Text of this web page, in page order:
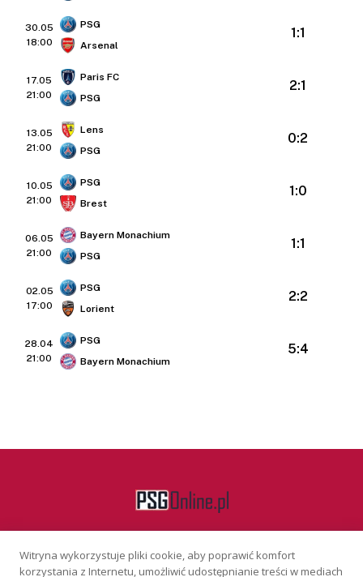
30.05
18:00
PSG
Arsenal
1:1
17.05
21:00
Paris FC
PSG
2:1
13.05
21:00
Lens
PSG
0:2
10.05
21:00
PSG
Brest
1:0
06.05
21:00
Bayern Monachium
PSG
1:1
02.05
17:00
PSG
Lorient
2:2
28.04
21:00
PSG
Bayern Monachium
5:4
Facebook
Witryna wykorzystuje pliki cookie, aby poprawić komfort
korzystania z Internetu, umożliwić udostępnianie treści w mediach